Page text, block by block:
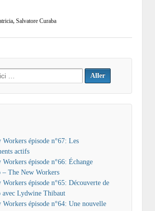
, Salvatore Curaba
Workers épisode n°67: Les
actifs
Workers épisode n°66: Échange
– The New Workers
Workers épisode n°65: Découverte de
avec Lydwine Thibaut
Workers épisode n°64: Une nouvelle